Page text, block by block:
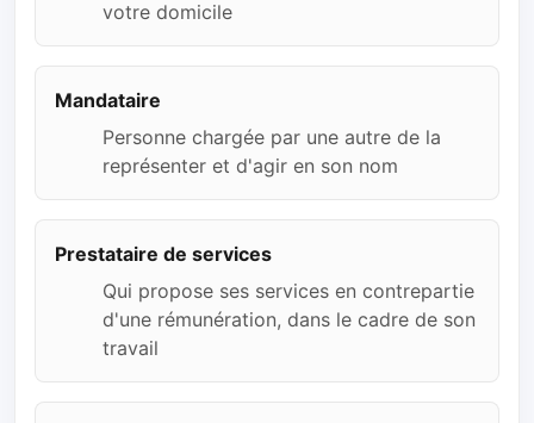
votre domicile
Mandataire
Personne chargée par une autre de la
représenter et d'agir en son nom
Prestataire de services
Qui propose ses services en contrepartie
d'une rémunération, dans le cadre de son
travail